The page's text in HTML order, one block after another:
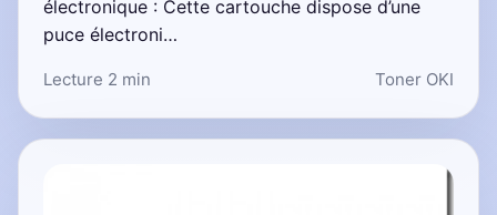
électronique : Cette cartouche dispose d’une
puce électroni…
Lecture 2 min Toner OKI